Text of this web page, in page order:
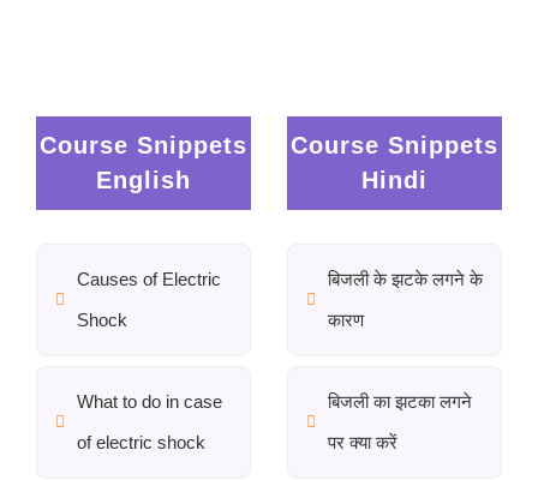
Course Snippets
English
Causes of Electric
Shock
What to do in case
of electric shock
Course Snippets
Hindi
बिजली के झटके लगने के
कारण
बिजली का झटका लगने
पर क्या करें